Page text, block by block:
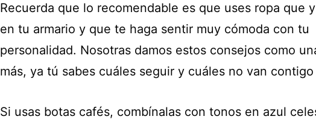
Recuerda que lo recomendable es que uses ropa que
en tu armario y que te haga sentir muy cómoda con tu
personalidad. Nosotras damos estos consejos como
más, ya tú sabes cuáles seguir y cuáles no van contigo
Si usas botas cafés, combínalas con tonos en azul